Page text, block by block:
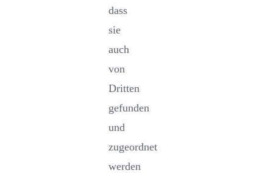
dass
sie
auch
von
Dritten
gefunden
und
zugeordnet
werden